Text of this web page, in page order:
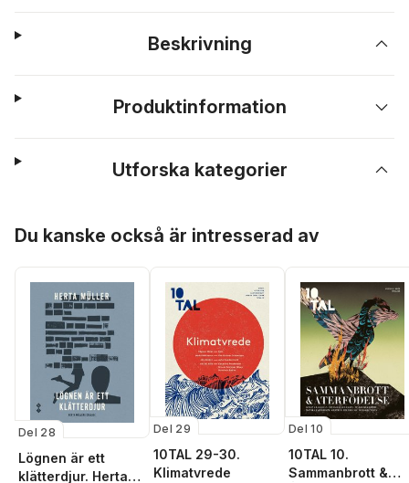
Beskrivning
Produktinformation
Utforska kategorier
Du kanske också är intresserad av
Del 28
Lögnen är ett
klätterdjur. Herta
Del 29
10TAL 29-30.
Klimatvrede
Del 10
10TAL 10.
Sammanbrott &